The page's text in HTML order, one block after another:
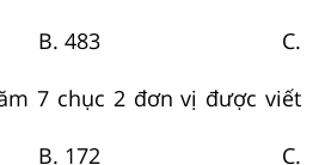
B. 483 C.
7 chục 2 đơn vị được viết
B. 172 C.